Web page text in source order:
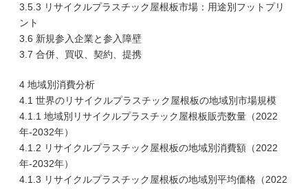
3.5.3 リサイクルプラスチック屋根板市場：用途別フットプリ
ント
3.6 新規参入企業と参入障壁
3.7 合併、買収、契約、提携
4 地域別消費分析
4.1 世界のリサイクルプラスチック屋根板の地域別市場規模
4.1.1 地域別リサイクルプラスチック屋根板販売数量（2022
年-2032年）
4.1.2 リサイクルプラスチック屋根板の地域別消費額（2022
年-2032年）
4.1.3 リサイクルプラスチック屋根板の地域別平均価格（2022